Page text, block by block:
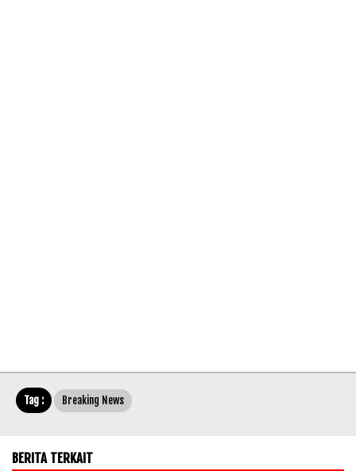
Tag : Breaking News
BERITA TERKAIT